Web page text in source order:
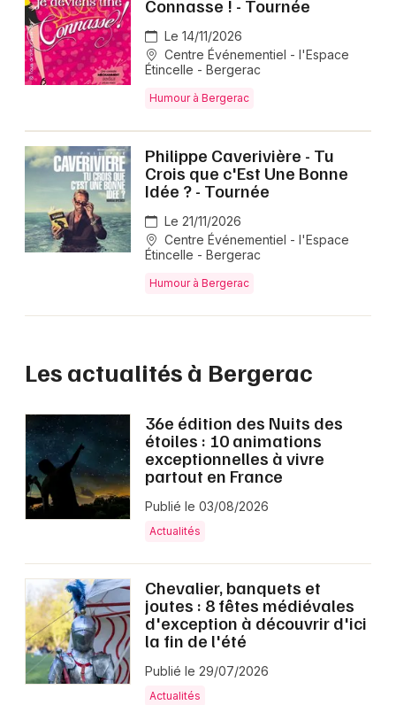
Connasse ! - Tournée
Le 14/11/2026
Centre Événementiel - l'Espace
Étincelle - Bergerac
Humour à Bergerac
Philippe Caverivière - Tu
Crois que c'Est Une Bonne
Idée ? - Tournée
Le 21/11/2026
Centre Événementiel - l'Espace
Étincelle - Bergerac
Humour à Bergerac
Les actualités à Bergerac
36e édition des Nuits des
étoiles : 10 animations
exceptionnelles à vivre
partout en France
Publié le 03/08/2026
Actualités
Chevalier, banquets et
joutes : 8 fêtes médiévales
d'exception à découvrir d'ici
la fin de l'été
Publié le 29/07/2026
Actualités